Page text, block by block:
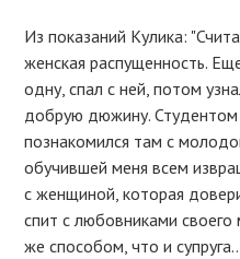
Из показаний Кулика:
женская распущенность.
одну, спал с ней, потом
добрую дюжину. Студентом
познакомился там с
обучившей меня всем
с женщиной, которая
спит с любовниками
же способом, что и